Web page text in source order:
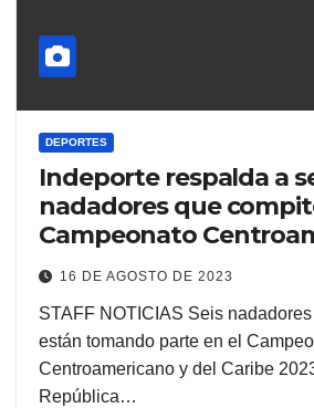
DEPORTES
Indeporte respalda a
nadadores que
Campeonato
del Caribe 2023
16 DE AGOSTO DE 2023
STAFF NOTICIAS Seis
están tomando parte en el
Centroamericano y del Caribe
República…